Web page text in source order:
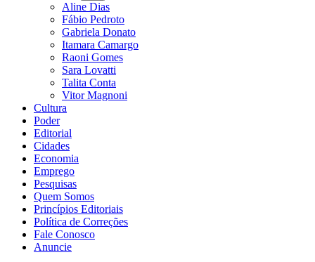
Aline Dias
Fábio Pedroto
Gabriela Donato
Itamara Camargo
Raoni Gomes
Sara Lovatti
Talita Conta
Vitor Magnoni
Cultura
Poder
Editorial
Cidades
Economia
Emprego
Pesquisas
Quem Somos
Princípios Editoriais
Política de Correções
Fale Conosco
Anuncie